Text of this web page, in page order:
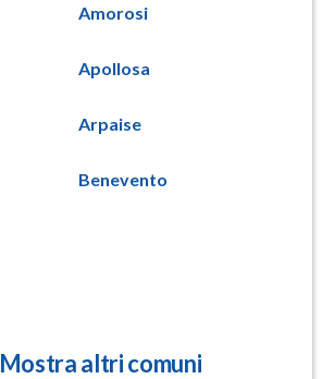
Amorosi
Apollosa
Arpaise
Benevento
Mostra altri comuni